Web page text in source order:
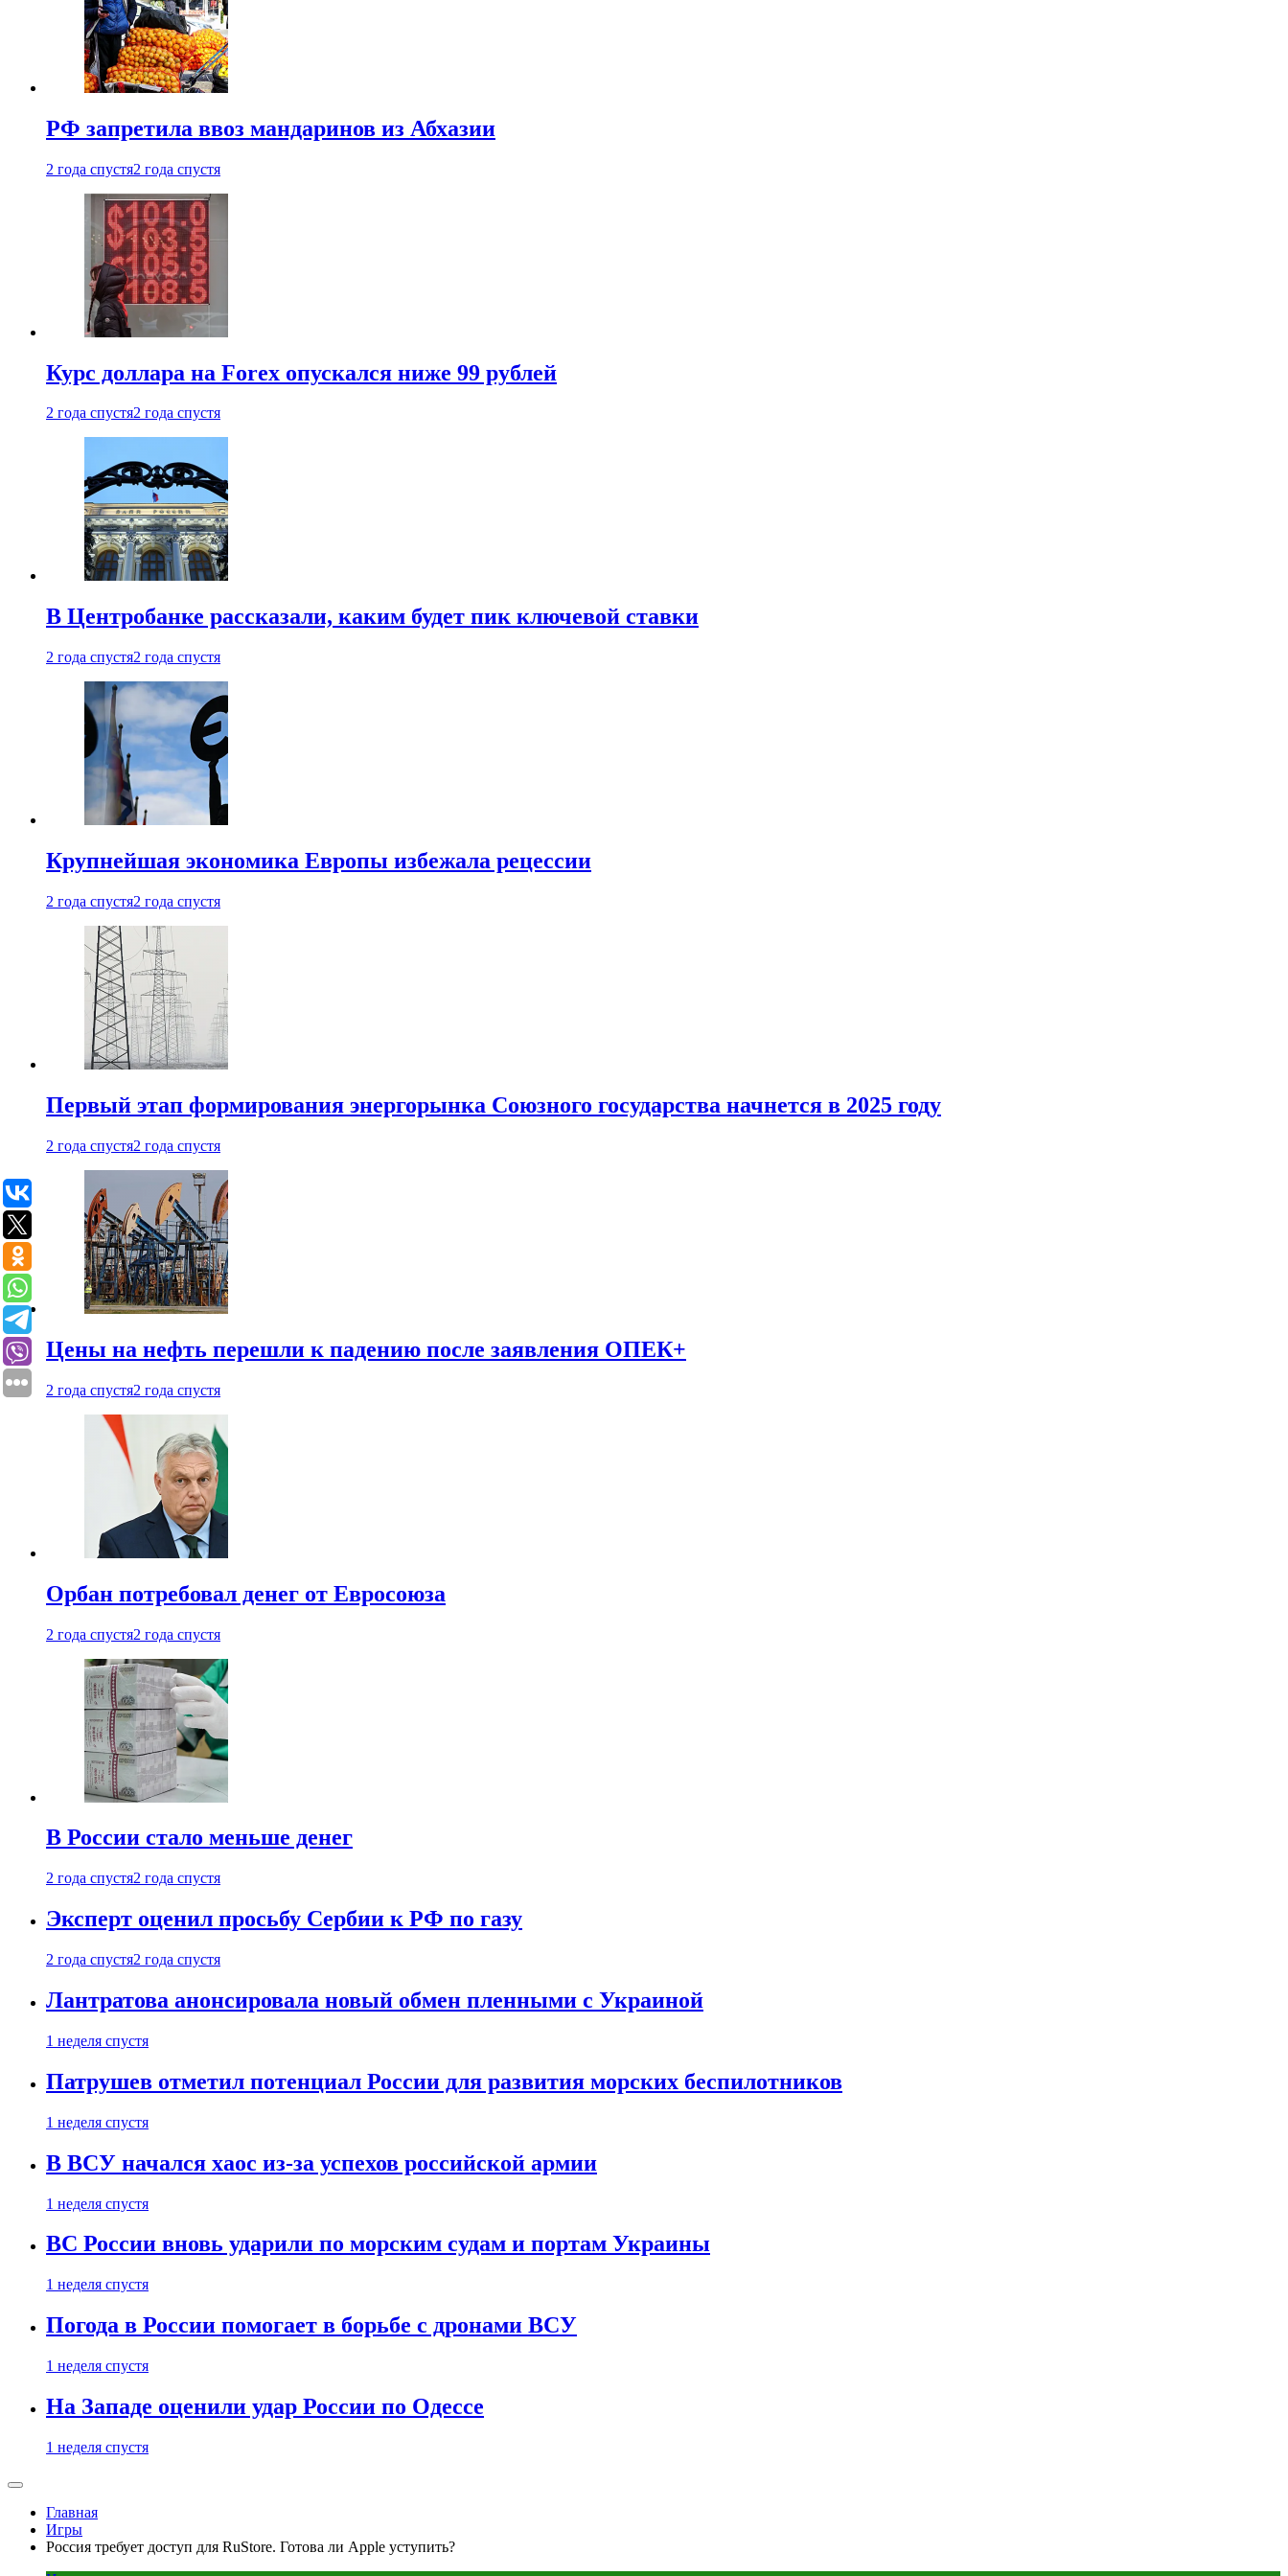
РФ запретила ввоз мандаринов из Абхазии
2 года спустя2 года спустя
Курс доллара на Forex опускался ниже 99 рублей
2 года спустя2 года спустя
В Центробанке рассказали, каким будет пик ключевой ставки
2 года спустя2 года спустя
Крупнейшая экономика Европы избежала рецессии
2 года спустя2 года спустя
Первый этап формирования энергорынка Союзного государства начнется в 2025 году
2 года спустя2 года спустя
Цены на нефть перешли к падению после заявления ОПЕК+
2 года спустя2 года спустя
Орбан потребовал денег от Евросоюза
2 года спустя2 года спустя
В России стало меньше денег
2 года спустя2 года спустя
Эксперт оценил просьбу Сербии к РФ по газу
2 года спустя2 года спустя
Лантратова анонсировала новый обмен пленными с Украиной
1 неделя спустя
Патрушев отметил потенциал России для развития морских беспилотников
1 неделя спустя
В ВСУ начался хаос из-за успехов российской армии
1 неделя спустя
ВС России вновь ударили по морским судам и портам Украины
1 неделя спустя
Погода в России помогает в борьбе с дронами ВСУ
1 неделя спустя
На Западе оценили удар России по Одессе
1 неделя спустя
Главная
Игры
Россия требует доступ для RuStore. Готова ли Apple уступить?